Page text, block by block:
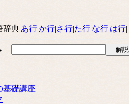
典|あ行|か行|さ行|た行|な行|は行|
→
基礎講座